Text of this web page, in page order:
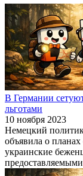
В Германии
льготами
10 ноября 2023
Немецкий
объявила о
украинские